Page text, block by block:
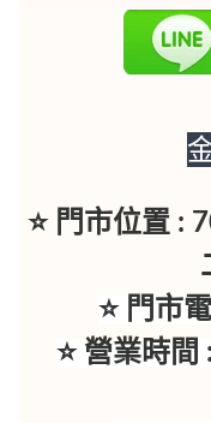
⭐ 門市位置 :
⭐ 門市
⭐ 營業時